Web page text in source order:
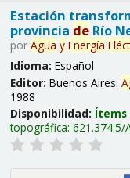
Estación
provincia deRío
por Agua y Energía
Idioma: Español
Editor: Buenos Aires:
1988
Disponibilidad: Ítems
topográfica: 621.374.5/